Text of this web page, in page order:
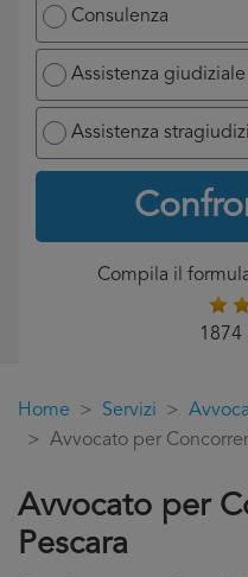
Consulenza
Assistenza giudiziale
Assistenza
Compila il
1874
Home Servizi
Avvocato per
Avvocato per
Pescara